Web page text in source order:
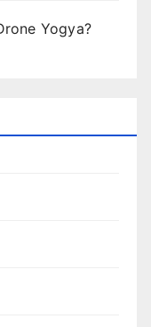
Yogya?